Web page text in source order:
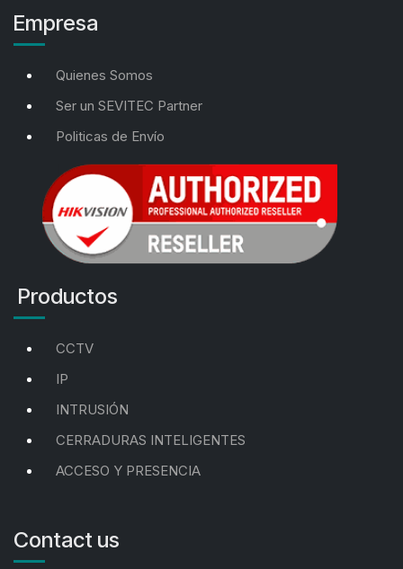
Empresa
Quienes Somos
Ser un SEVITEC Partner
Politicas de Envío
Productos
CCTV
IP
INTRUSIÓN
CERRADURAS INTELIGENTES
ACCESO Y PRESENCIA
Contact us